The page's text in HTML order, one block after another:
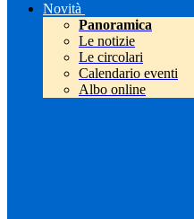
Novità
Panoramica
Le notizie
Le circolari
Calendario eventi
Albo online